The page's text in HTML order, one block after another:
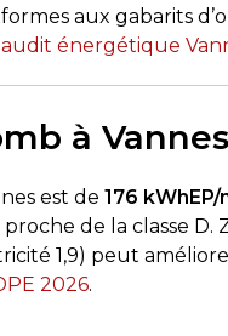
aux gabarits
audit énergétique
à
est de176 kWhEP/
de la classe
1,9) peut
2026.